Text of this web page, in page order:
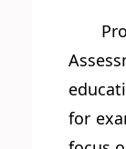
for